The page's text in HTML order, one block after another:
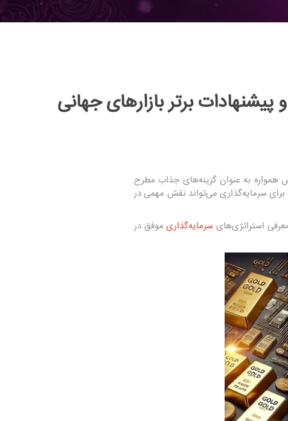
برتر بازارهای جهانی
همواره به عنوان گزینه‌های جذاب مطرح
برای سرمایه‌گذاری می‌تواند نقش مهمی در
استراتژی‌های سرمایه‌گذاری موفق در